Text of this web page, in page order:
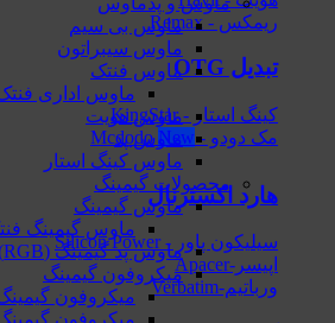
ریمکس - Remax
تبدیل OTG
کینگ استار - KingStar
مک دودو - Mcdodo
هارد اکسترنال
سیلیکون پاور - Silicon Power
اپیسر-Apacer
ورباتیم-Verbatim
ماوس بی سیم
ماوس سیبراتون
ماوس فنتک
ماوس اداری
ماوس هویت
ماوس پد
ماوس کینگ استار
محصولات گیمینگ
ماوس گیمینگ
ماوس گیمینگ
ماوس‌ پد گیمینگ (RGB)
میکروفون گیمینگ
میکروفون گیمینگ